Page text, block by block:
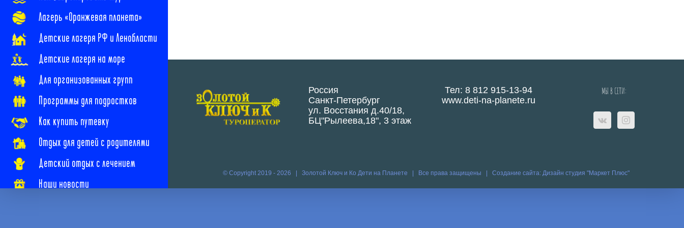
Лагерь «Оранжевая планета»
Детские лагеря РФ и Ленобласти
Детские лагеря на море
Для организованных групп
Программы для подростков
Как купить путевку
Отдых для детей с родителями
Детский отдых с лечением
Наши новости
Россия
Санкт-Петербург
ул. Восстания д.40/18,
БЦ"Рылеева,18", 3 этаж
Тел: 8 812 915-13-94
www.deti-na-planete.ru
МЫ В СЕТИ:
© Copyright 2019 - 2026 | Золотой Ключ и Ко Дети на Планете | Все права защищены | Создание сайта: Дизайн студия "Маркет Плюс"